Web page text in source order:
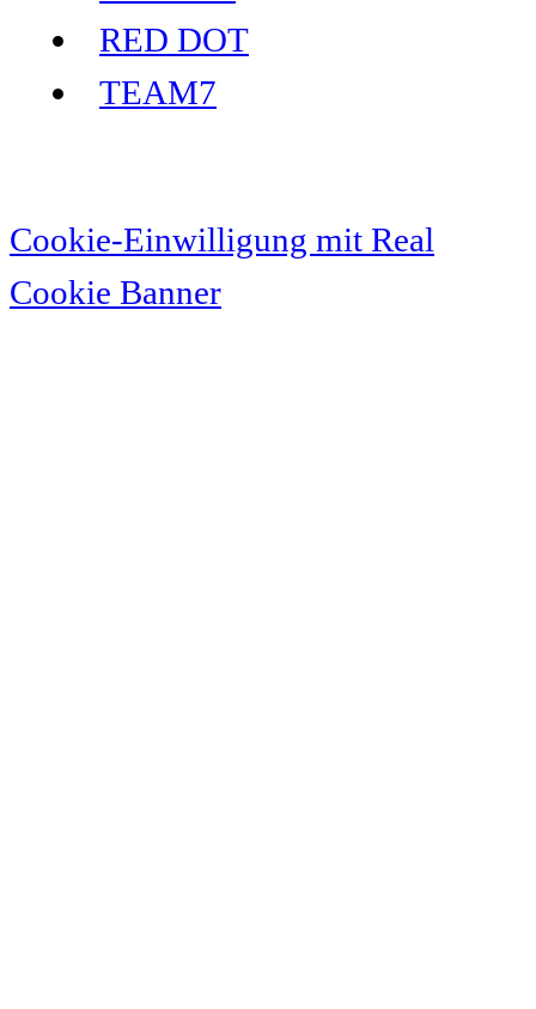
RED DOT
TEAM7
Cookie-Einwilligung mit Real
Cookie Banner